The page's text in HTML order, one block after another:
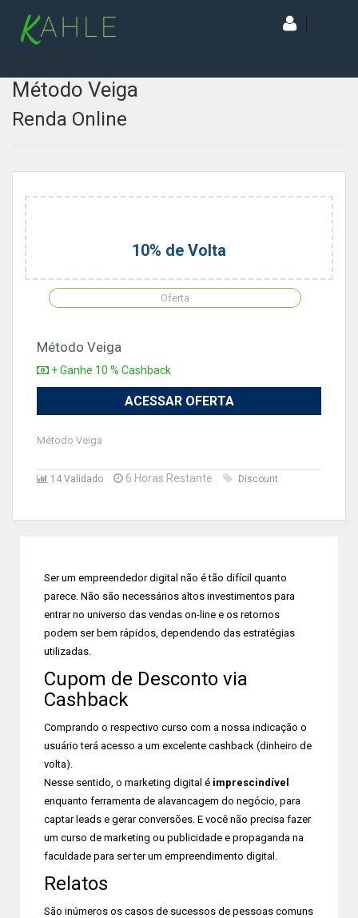
Método Veiga
Renda Online
10% de Volta
Oferta
Método Veiga
+ Ganhe 10 % Cashback
ACESSAR OFERTA
Método Veiga
14 Validado 6 Horas Restante Discount
Ser um empreendedor digital não é tão difícil quanto
parece. Não são necessários altos investimentos para
entrar no universo das vendas on-line e os retornos
podem ser bem rápidos, dependendo das estratégias
utilizadas.
Cupom de Desconto via
Cashback
Comprando o respectivo curso com a nossa indicação o
usuário terá acesso a um excelente cashback (dinheiro de
volta).
Nesse sentido, o marketing digital é imprescindível
enquanto ferramenta de alavancagem do negócio, para
captar leads e gerar conversões. E você não precisa fazer
um curso de marketing ou publicidade e propaganda na
faculdade para ser ter um empreendimento digital.
Relatos
São inúmeros os casos de sucessos de pessoas comuns